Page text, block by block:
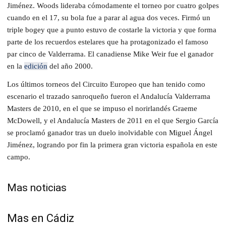
Jiménez. Woods lideraba cómodamente el torneo por cuatro golpes
cuando en el 17, su bola fue a parar al agua dos veces. Firmó un
triple bogey que a punto estuvo de costarle la victoria y que forma
parte de los recuerdos estelares que ha protagonizado el famoso
par cinco de Valderrama. El canadiense Mike Weir fue el ganador
en la edición del año 2000.
Los últimos torneos del Circuito Europeo que han tenido como
escenario el trazado sanroqueño fueron el Andalucía Valderrama
Masters de 2010, en el que se impuso el norirlandés Graeme
McDowell, y el Andalucía Masters de 2011 en el que Sergio García
se proclamó ganador tras un duelo inolvidable con Miguel Ángel
Jiménez, logrando por fin la primera gran victoria española en este
campo.
Mas noticias
Mas en Cádiz